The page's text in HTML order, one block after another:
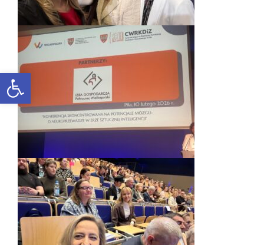
Otwórz pasek narzędzi